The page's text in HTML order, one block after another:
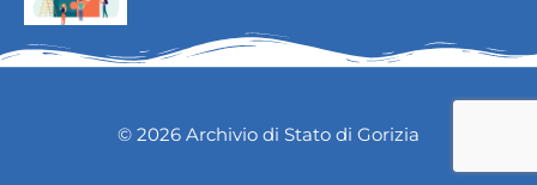
© 2026 Archivio di Stato di Gorizia